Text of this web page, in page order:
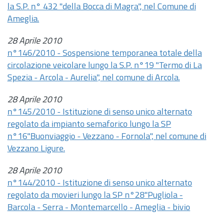
la S.P. n° 432 "della Bocca di Magra", nel Comune di
Ameglia.
28 Aprile 2010
n°146/2010 - Sospensione temporanea totale della
circolazione veicolare lungo la S.P. n°19 "Termo di La
Spezia - Arcola - Aurelia", nel comune di Arcola.
28 Aprile 2010
n°145/2010 - Istituzione di senso unico alternato
regolato da impianto semaforico lungo la SP
n°16"Buonviaggio - Vezzano - Fornola", nel comune di
Vezzano Ligure.
28 Aprile 2010
n°144/2010 - Istituzione di senso unico alternato
regolato da movieri lungo la SP n°28"Pugliola -
Barcola - Serra - Montemarcello - Ameglia - bivio